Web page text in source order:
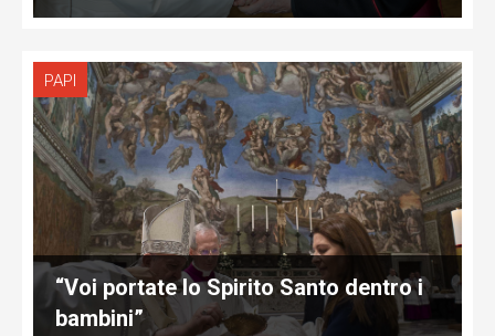
PAPI
“Voi portate lo Spirito Santo dentro i
bambini”